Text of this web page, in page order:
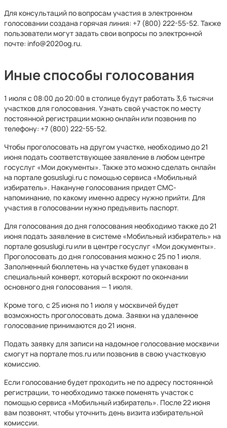
Для консультаций по вопросам участия в электронном
голосовании создана горячая линия: +7 (800) 222-55-52. Также
пользователи могут задать свои вопросы по электронной
почте: info@2020og.ru.
Иные способы голосования
1 июля с 08:00 до 20:00 в столице будут работать 3,6 тысячи
участков для голосования. Узнать свой участок по месту
постоянной регистрации можно онлайн или позвонив по
телефону: +7 (800) 222-55-52.
Чтобы проголосовать на другом участке, необходимо до 21
июня подать соответствующее заявление в любом центре
госуслуг «Мои документы». Также это можно сделать онлайн
на портале gosuslugi.ru с помощью сервиса «Мобильный
избиратель». Накануне голосования придет СМС-
напоминание, по какому именно адресу нужно прийти. Для
участия в голосовании нужно предъявить паспорт.
Для голосования до дня голосования необходимо также до 21
июня подать заявление в системе «Мобильный избиратель» на
портале gosuslugi.ru или в центре госуслуг «Мои документы».
Проголосовать до дня голосования можно с 25 по 1 июля.
Заполненный бюллетень на участке будет упакован в
специальный конверт, который вскроют по окончании
основного дня голосования — 1 июля.
Кроме того, с 25 июня по 1 июля у москвичей будет
возможность проголосовать дома. Заявки на удаленное
голосование принимаются до 21 июня.
Подать заявку для записи на надомное голосование москвичи
смогут на портале mos.ru или позвонив в свою участковую
комиссию.
Если голосование будет проходить не по адресу постоянной
регистрации, то необходимо также поменять участок с
помощью сервиса «Мобильный избиратель». После 22 июня
вам позвонят, чтобы уточнить день визита избирательной
комиссии.